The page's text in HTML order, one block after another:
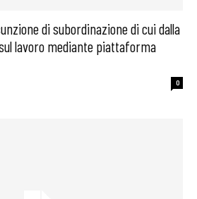
di subordinazione di cui dalla
lavoro mediante piattaforma
0